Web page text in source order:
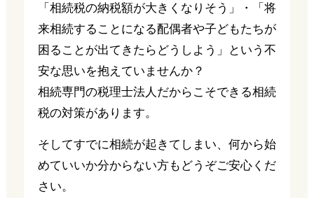
「相続税の納税額が大きくなりそう」・「将
来相続することになる配偶者や子どもたちが
困ることが出てきたらどうしよう」という不
安な思いを抱えていませんか？
相続専門の税理士法人だからこそできる相続
税の対策があります。
そしてすでに相続が起きてしまい、何から始
めていいか分からない方もどうぞご安心くだ
さい。